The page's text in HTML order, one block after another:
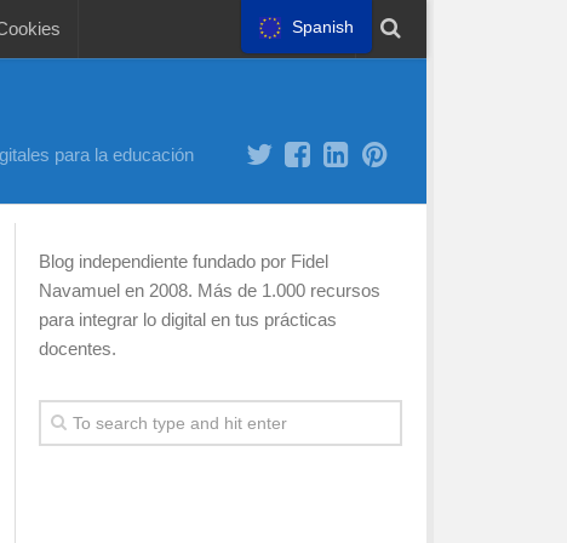
para la educación
Blog independiente fundado por Fidel
Navamuel en 2008. Más de 1.000 recursos
para integrar lo digital en tus prácticas
docentes.
Spanish